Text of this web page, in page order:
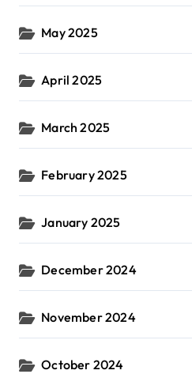
May 2025
April 2025
March 2025
February 2025
January 2025
December 2024
November 2024
October 2024